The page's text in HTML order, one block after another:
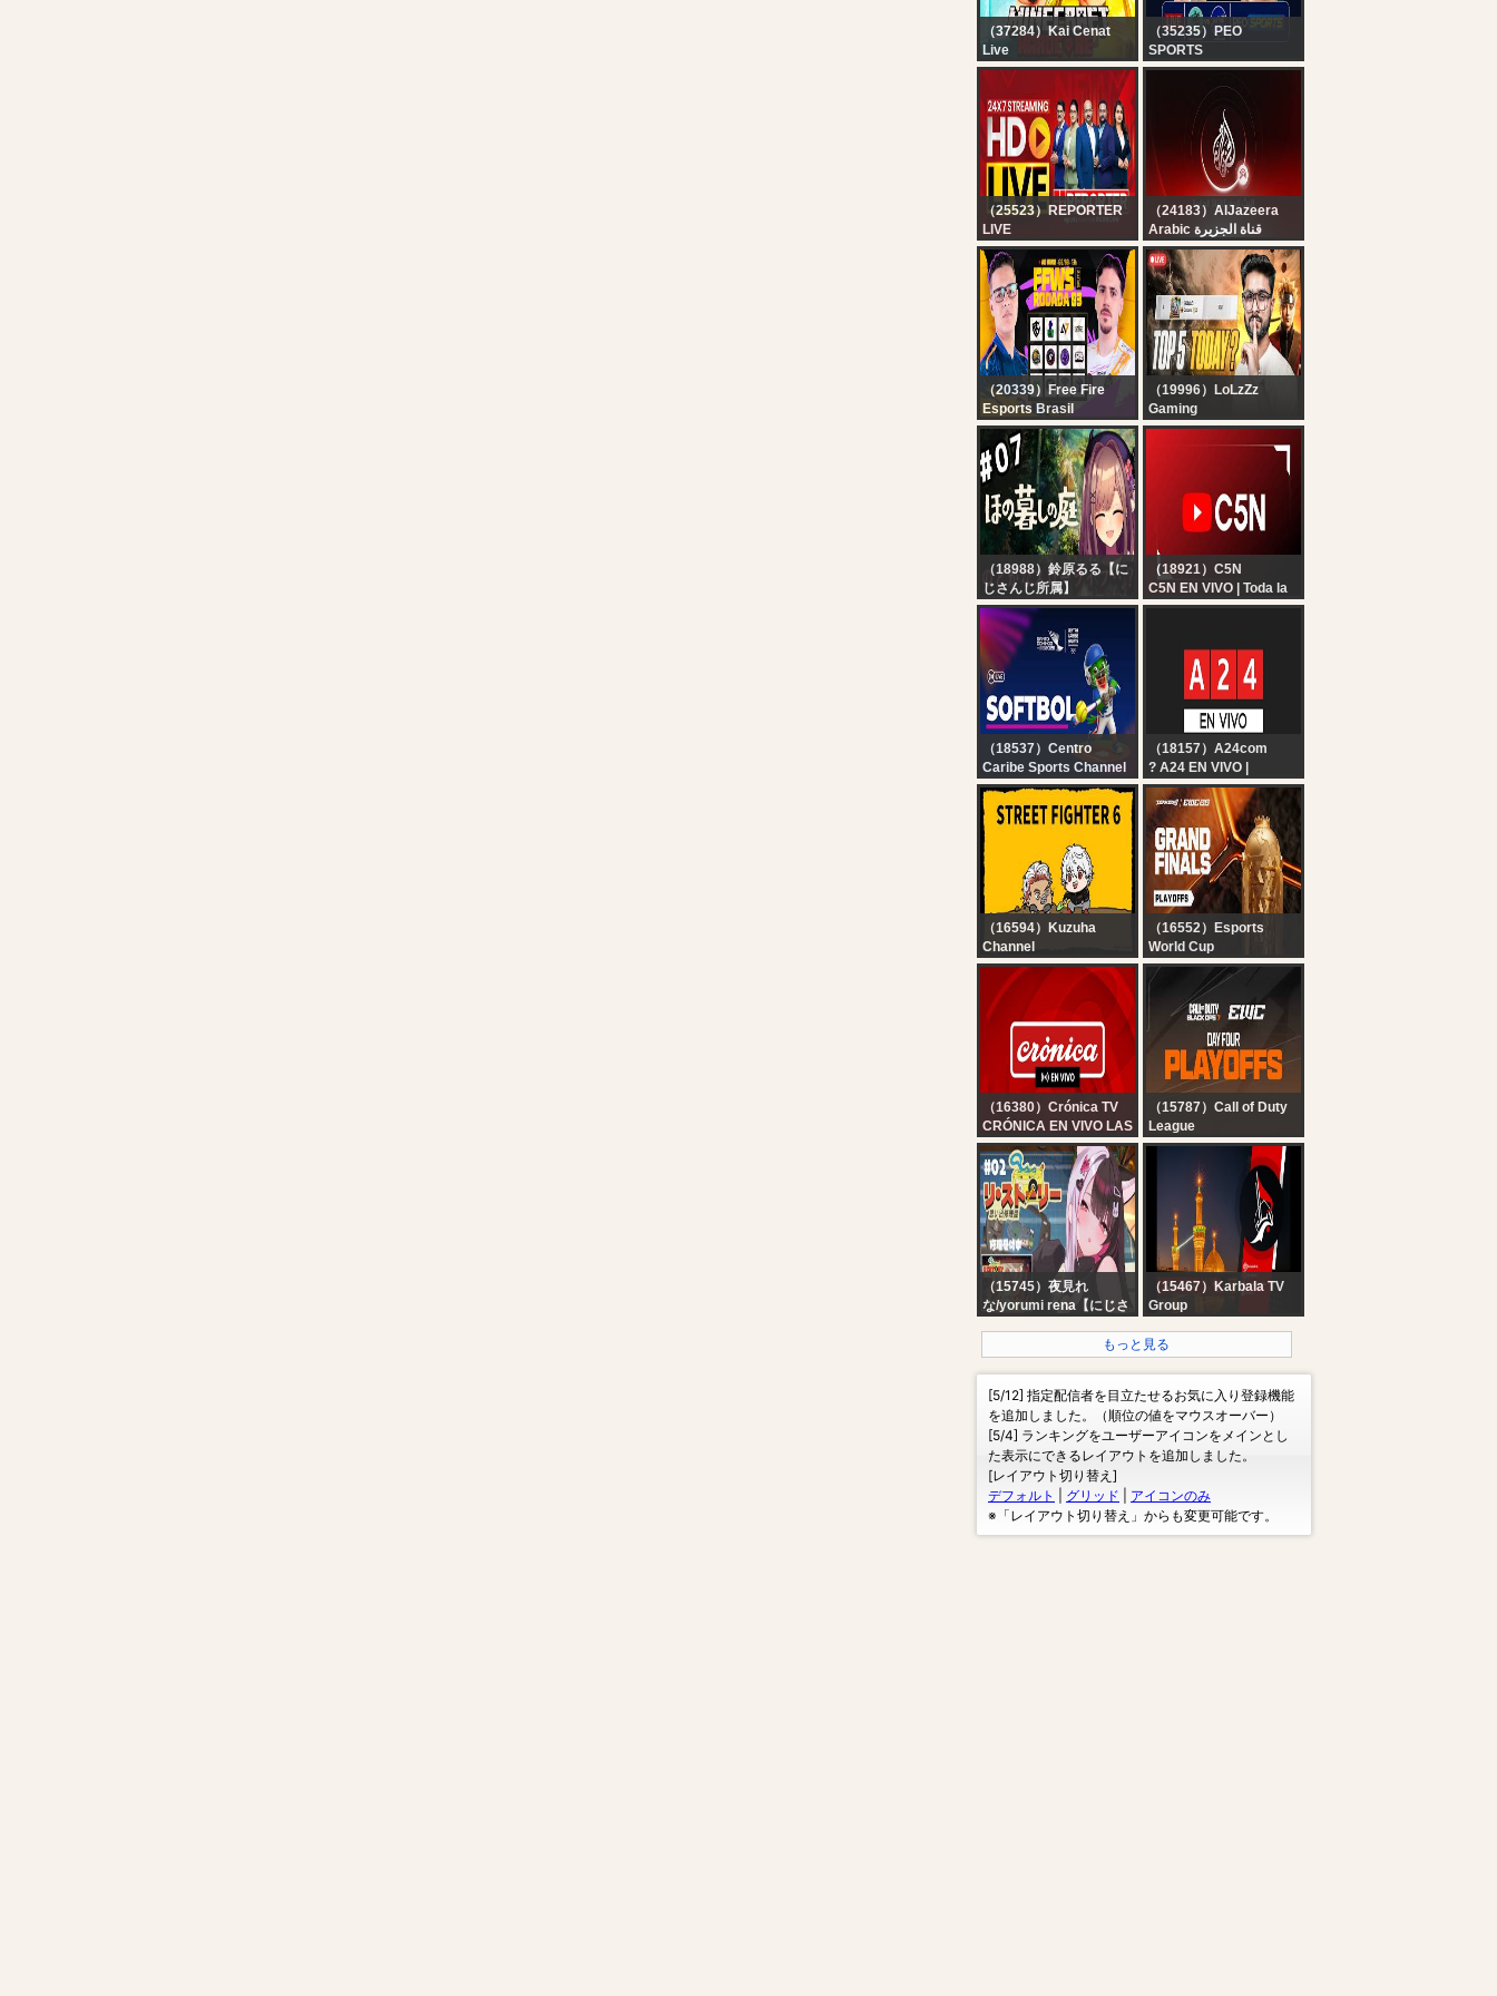
（37284）Kai Cenat
Live
KAI X SPEED
MARATHON BEATING
ALL BOSSES
*HARDCORE* DAY 1
PART 2
（35235）PEO
SPORTS
? FINAL | LPL 2026 |
Galle Gallants vs.
Jaffna Kings |
（25523）REPORTER
LIVE
24x7 Reporter Live TV |
Kerala Rain Alert Live |
HD Streaming | Latest
Malayalam News |
Reporter
（24183）AlJazeera
Arabic قناة الجزيرة
البث الحي لقناة الجزيرة |
التغطية مستمرة
（20339）Free Fire
Esports Brasil
#FREEFIRE
? FREE FIRE AO VIVO:
FFWS BRASIL SPLIT 2 |
RODADA 3
（19996）LoLzZz
Gaming
KYA YE SEASON #1
HOGA? | CONQUEROR
（18988）鈴原るる【に
じさんじ所属】
【ほの暮しの庭】#07
ほのぼの・・？スローラ
イフ生活
ッ・・・！！！！！【に
じさんじ/鈴原るる 】
（18921）C5N
C5N EN VIVO | Toda la
información en un solo
transmisión las 24
（18537）Centro
Caribe Sports Channel
LIVE ? SOFTBOL
MASCULINO??
REPÚBLICA
DOMINICANA vs
VENEZUELA ?? SANTO
DOMINGO 2026
（18157）A24com
? A24 EN VIVO |
Noticias de Argentina y
el mundo las 24 horas
（16594）Kuzuha
Channel
【スト6】目指せ一斤
【スコップ】
（16552）Esports
World Cup
TEKKEN 8 at EWC 26 -
FINAL DAY!
（16380）Crónica TV
CRÓNICA EN VIVO LAS
24 HORAS
（15787）Call of Duty
League
Call of Duty: Black Ops
7 Esports World Cup |
Playoffs
（15745）夜見れ
な/yorumi rena【にじさ
【 リ・ストーリー: 思い
出修理屋 】#02 レトロ系
た。 【 にじさんじ / 夜見
れな 】
（15467）Karbala TV
Group
| البث المباشر لقناة كربلاء
الفضائية
もっと見る
[5/12] 指定配信者を目立たせるお気に入り登録機能
を追加しました。（順位の値をマウスオーバー）
[5/4] ランキングをユーザーアイコンをメインとし
た表示にできるレイアウトを追加しました。
[レイアウト切り替え]
デフォルト
グリッド
アイコンのみ
※「レイアウト切り替え」からも変更可能です。